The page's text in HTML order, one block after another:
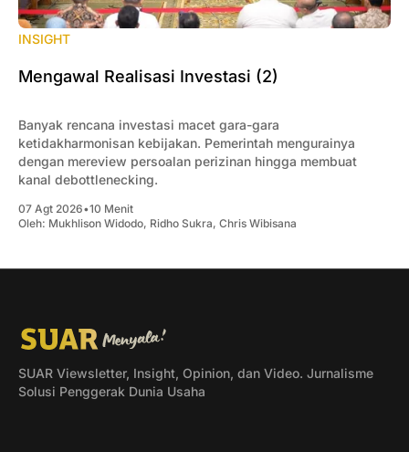
INSIGHT
Mengawal Realisasi Investasi (2)
Banyak rencana investasi macet gara-gara
ketidakharmonisan kebijakan. Pemerintah mengurainya
dengan mereview persoalan perizinan hingga membuat
kanal debottlenecking.
07 Agt 2026•10 Menit
Oleh: Mukhlison Widodo, Ridho Sukra, Chris Wibisana
SUAR Viewsletter, Insight, Opinion, dan Video. Jurnalisme
Solusi Penggerak Dunia Usaha